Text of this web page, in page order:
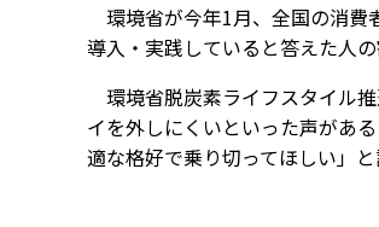
環境省が今年1月、全国の消費
導入・実践していると答えた人
環境省脱炭素ライフスタイル
イを外しにくいといった声があ
適な格好で乗り切ってほしい」と